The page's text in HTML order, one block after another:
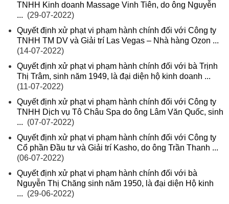
TNHH Kinh doanh Massage Vinh Tiên, do ông Nguyễn
... (29-07-2022)
Quyết định xử phạt vi phạm hành chính đối với Công ty
TNHH TM DV và Giải trí Las Vegas – Nhà hàng Ozon ...
(14-07-2022)
Quyết định xử phạt vi phạm hành chính đối với bà Trịnh
Thị Trâm, sinh năm 1949, là đại diện hộ kinh doanh ...
(11-07-2022)
Quyết định xử phạt vi phạm hành chính đối với Công ty
TNHH Dịch vụ Tô Châu Spa do ông Lâm Văn Quốc, sinh
... (07-07-2022)
Quyết định xử phạt vi phạm hành chính đối với Công ty
Cổ phần Đầu tư và Giải trí Kasho, do ông Trần Thanh ...
(06-07-2022)
Quyết định xử phạt vi phạm hành chính đối với bà
Nguyễn Thị Chăng sinh năm 1950, là đại diện Hộ kinh
... (29-06-2022)